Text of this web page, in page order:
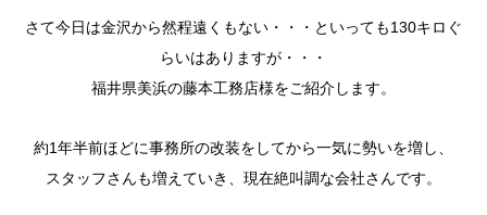
さて今日は金沢から然程遠くもない・・・といっても130キロぐ
らいはありますが・・・
福井県美浜の藤本工務店様をご紹介します。
約1年半前ほどに事務所の改装をしてから一気に勢いを増し、
スタッフさんも増えていき、現在絶叫調な会社さんです。